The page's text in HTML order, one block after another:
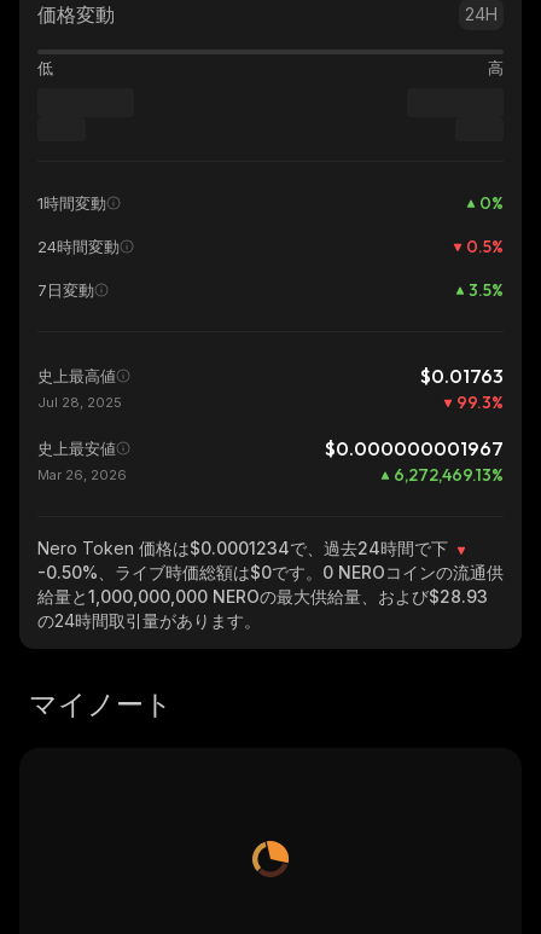
価格変動 24H
低 高
1時間変動 0%
24時間変動 0.5%
7日変動 3.5%
史上最高値 $0.01763
Jul 28, 2025 99.3%
史上最安値 $0.000000001967
Mar 26, 2026 6,272,469.13%
Nero Token 価格は$0.0001234で、過去24時間で下
-0.50% 、ライブ時価総額は$0です。 0 NEROコインの流通供
給量と1,000,000,000 NEROの最大供給量、および$28.93
の24時間取引量があります。
マイノート